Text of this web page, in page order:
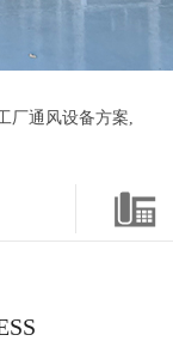
厂通风设备方案,